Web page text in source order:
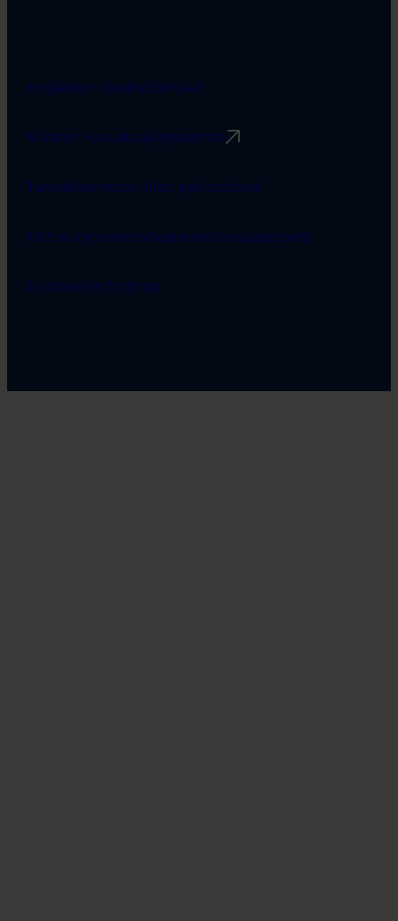
Projektien viestintäohjeet
Rimbert-avustusjärjestelmä
Turvallisemman tilan periaatteet
TietosuojaselosteSaavutettavuusseloste
Evästeiden hallinta